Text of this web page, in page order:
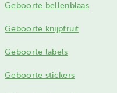
Geboorte bellenblaas
Geboorte knijpfruit
Geboorte labels
Geboorte stickers